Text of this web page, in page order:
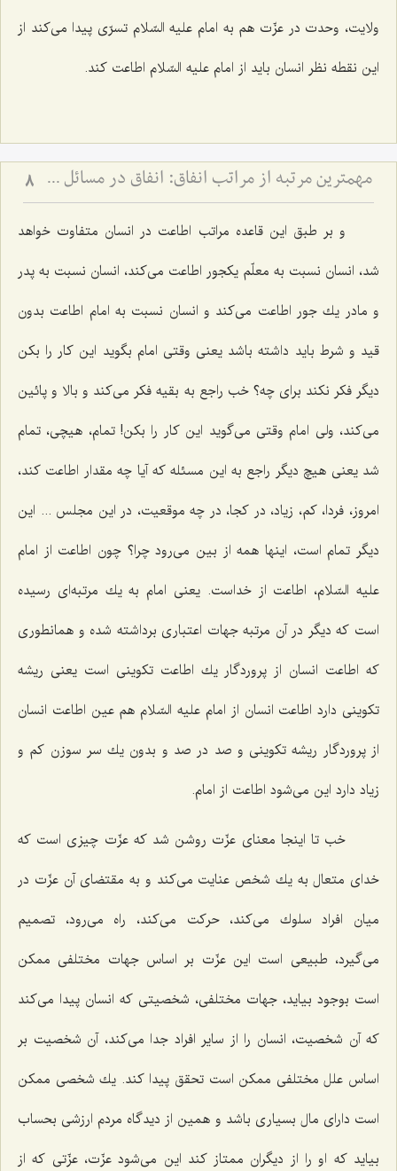
ولایت، وحدت در عزّت هم به امام علیه السّلام تسرّی پیدا می‌كند از
این نقطه نظر انسان باید از امام علیه السّلام اطاعت كند.
مهم‏ترین مرتبه از مراتب انفاق: انفاق در مسائل شخصیتى و از خود گذشتن‏ 8
و بر طبق این قاعده مراتب اطاعت در انسان متفاوت خواهد
شد، انسان نسبت به معلّم یكجور اطاعت می‌كند، انسان نسبت به پدر
و مادر یك جور اطاعت می‌كند و انسان نسبت به امام اطاعت بدون
قید و شرط باید داشته باشد یعنی وقتی امام بگوید این كار را بكن
دیگر فكر نكند برای چه؟ خب راجع به بقیه فكر می‌كند و بالا و پائین
می‌كند، ولی امام وقتی می‌گوید این كار را بكن! تمام، هیچی، تمام
شد یعنی هیچ دیگر راجع به این مسئله كه آیا چه مقدار اطاعت كند،
امروز، فردا، كم، زیاد، در كجا، در چه موقعیت، در این مجلس ... این
دیگر تمام است، اینها همه از بین می‌رود چرا؟ چون اطاعت از امام
علیه السّلام، اطاعت از خداست. یعنی امام به یك مرتبه‌ای رسیده
است كه دیگر در آن مرتبه جهات اعتباری برداشته شده و همانطوری
كه اطاعت انسان از پروردگار یك اطاعت تكوینی است یعنی ریشه
تكوینی دارد اطاعت انسان از امام علیه السّلام هم عین اطاعت انسان
از پروردگار ریشه تكوینی و صد در صد و بدون یك سر سوزن كم و
زیاد دارد این می‌شود اطاعت از امام.
خب تا اینجا معنای عزّت روشن شد كه عزّت چیزی است كه
خدای متعال به یك شخص عنایت می‌كند و به مقتضای آن عزّت در
میان افراد سلوك می‌كند، حركت می‌كند، راه می‌رود، تصمیم
می‌گیرد، طبیعی است این عزّت بر اساس جهات مختلفی ممكن
است بوجود بیاید، جهات مختلفی، شخصیتی كه انسان پیدا می‌كند
كه آن شخصیت، انسان را از سایر افراد جدا می‌كند، آن شخصیت بر
اساس علل مختلفی ممكن است تحقق پیدا كند. یك شخصی ممكن
است دارای مال بسیاری باشد و همین از دیدگاه مردم ارزشی بحساب
بیاید كه او را از دیگران ممتاز كند این می‌شود عزّت، عزّتی كه از